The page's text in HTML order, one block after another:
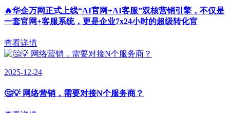
🔥华企万网正式上线“AI官网+AI客服”双核营销引擎，不仅是
一套官网+客服系统，更是企业7x24小时的超级转化官
查看详情
2025-12-24
🤔💡 网络营销，需要对接N个服务商？